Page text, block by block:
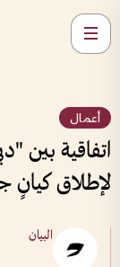
أعمال
اتفاقية بين
لإطلاق كيانٍ
البيان